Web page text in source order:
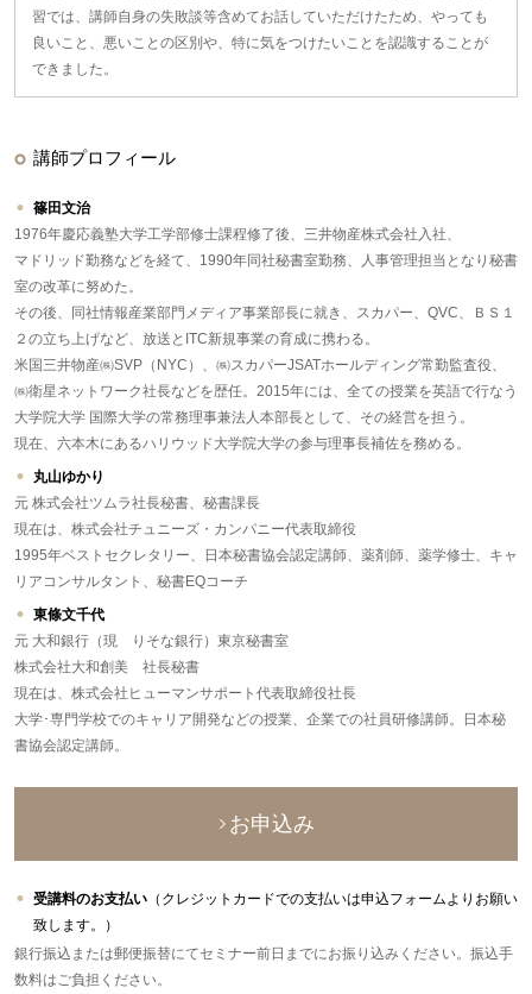
習では、講師自身の失敗談等含めてお話していただけたため、やっても
良いこと、悪いことの区別や、特に気をつけたいことを認識することが
できました。
講師プロフィール
篠田文治
1976年慶応義塾大学工学部修士課程修了後、三井物産株式会社入社、
マドリッド勤務などを経て、1990年同社秘書室勤務、人事管理担当となり秘書
室の改革に努めた。
その後、同社情報産業部門メディア事業部長に就き、スカパー、QVC、ＢＳ１
２の立ち上げなど、放送とITC新規事業の育成に携わる。
米国三井物産㈱SVP（NYC）、㈱スカパーJSATホールディング常勤監査役、
㈱衛星ネットワーク社長などを歴任。2015年には、全ての授業を英語で行なう
大学院大学 国際大学の常務理事兼法人本部長として、その経営を担う。
現在、六本木にあるハリウッド大学院大学の参与理事長補佐を務める。
丸山ゆかり
元 株式会社ツムラ社長秘書、秘書課長
現在は、株式会社チュニーズ・カンパニー代表取締役
1995年ベストセクレタリー、日本秘書協会認定講師、薬剤師、薬学修士、キャ
リアコンサルタント、秘書EQコーチ
東條文千代
元 大和銀行（現 りそな銀行）東京秘書室
株式会社大和創美 社長秘書
現在は、株式会社ヒューマンサポート代表取締役社長
大学･専門学校でのキャリア開発などの授業、企業での社員研修講師。日本秘
書協会認定講師。
お申込み
受講料のお支払い （クレジットカードでの支払いは申込フォームよりお願い
致します。）
銀行振込または郵便振替にてセミナー前日までにお振り込みください。振込手
数料はご負担ください。